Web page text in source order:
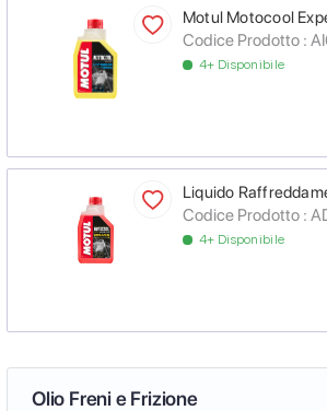
Motul Motocool
Codice Prodotto :
4+ Disponibile
Liquido
Codice Prodotto :
4+ Disponibile
Olio Freni e Frizione